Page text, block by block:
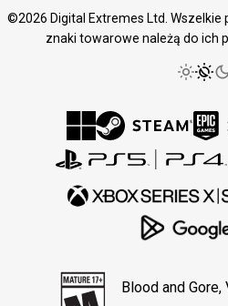
©2026 Digital Extremes Ltd.
znaki towarowe należą do ich
Blood and